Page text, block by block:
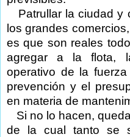
Patrullar la ciudad y
los grandes
es que son reales
agregar a la flota,
operativo de la
prevención y el
en materia de
Si no lo hacen,
de la cual tanto se